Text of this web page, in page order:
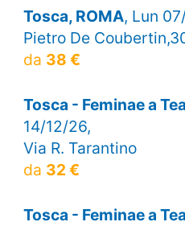
Tosca, ROMA, Lun
Pietro De
da 38 €
Tosca - Feminae a
14/12/26,
Via R. Tarantino
da 32 €
Tosca - Feminae a